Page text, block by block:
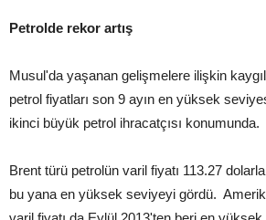
Petrolde rekor artış
Musul'da yaşanan gelişmelere ilişkin
petrol fiyatları son 9 ayın en yüksek
ikinci büyük petrol ihracatçısı konumunda.
Brent türü petrolün varil fiyatı 113.27
bu yana en yüksek seviyeyi gördü.